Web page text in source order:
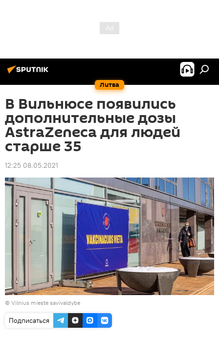
Литва
В Вильнюсе появились
дополнительные дозы
AstraZeneca для людей
старше 35
12:25 08.05.2021
© Vilnius mieste savivaldybe
Подписаться